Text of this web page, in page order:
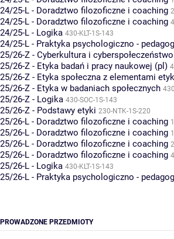
24/25-L - Doradztwo filozoficzne i coaching
24/25-L - Doradztwo filozoficzne i coaching
24/25-L - Logika 430-KLT-1S-143
24/25-L - Praktyka psychologiczno -
25/26-Z - Cyberkultura i cyberspołeczeństwo
25/26-Z - Etyka badań i pracy naukowej (pl)
25/26-Z - Etyka społeczna z elementami
25/26-Z - Etyka w badaniach społecznych
25/26-Z - Logika 430-SOC-1S-143
25/26-Z - Podstawy etyki 230-NTK-1S-220
25/26-L - Doradztwo filozoficzne i coaching
25/26-L - Doradztwo filozoficzne i coaching
25/26-L - Doradztwo filozoficzne i coaching
25/26-L - Doradztwo filozoficzne i coaching
25/26-L - Logika 430-KLT-1S-143
25/26-L - Praktyka psychologiczno -
PROWADZONE PRZEDMIOTY